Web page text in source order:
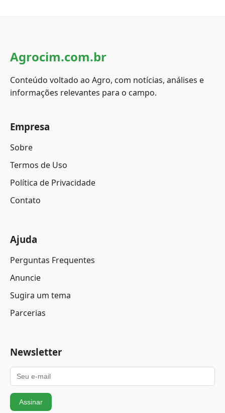
Agrocim.com.br
Conteúdo voltado ao Agro, com notícias, análises e
informações relevantes para o campo.
Empresa
Sobre
Termos de Uso
Política de Privacidade
Contato
Ajuda
Perguntas Frequentes
Anuncie
Sugira um tema
Parcerias
Newsletter
Assinar